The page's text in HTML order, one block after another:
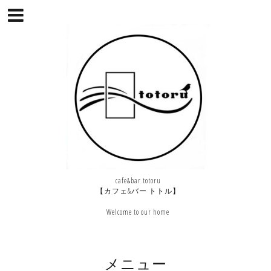
cafe&bar totoru
【カフェ&バー トトル】
Welcome to our home
メニュー